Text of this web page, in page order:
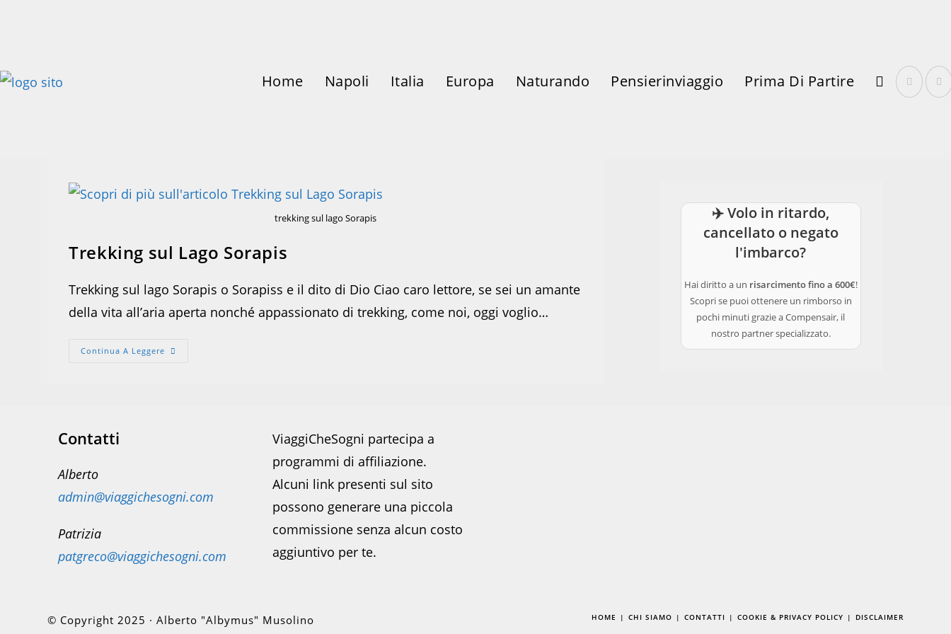
Home Napoli Italia Europa Naturando Pensierinviaggio Prima Di Partire Attiva/disattiva
trekking sul lago Sorapis
Trekking sul Lago Sorapis
Trekking sul lago Sorapis o Sorapiss e il dito di Dio Ciao caro lettore, se sei un amante
della vita all’aria aperta nonché appassionato di trekking, come noi, oggi voglio…
Continua A Leggere Trekking
✈️ Volo in ritardo,
cancellato o negato
l'imbarco?
Hai diritto a un risarcimento fino a 600€!
Scopri se puoi ottenere un rimborso in
pochi minuti grazie a Compensair, il
nostro partner specializzato.
Contatti
Alberto
admin@viaggichesogni.com
Patrizia
patgreco@viaggichesogni.com
ViaggiCheSogni partecipa a
programmi di affiliazione.
Alcuni link presenti sul sito
possono generare una piccola
commissione senza alcun costo
aggiuntivo per te.
HOME CHI SIAMO CONTATTI COOKIE & PRIVACY POLICY DISCLAIMER
© Copyright 2025 · Alberto "Albymus" Musolino